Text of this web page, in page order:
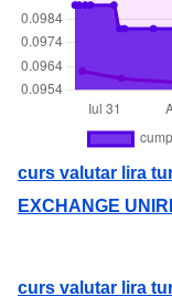
curs valutar lira
EXCHANGE UNIRII
curs valutar lira